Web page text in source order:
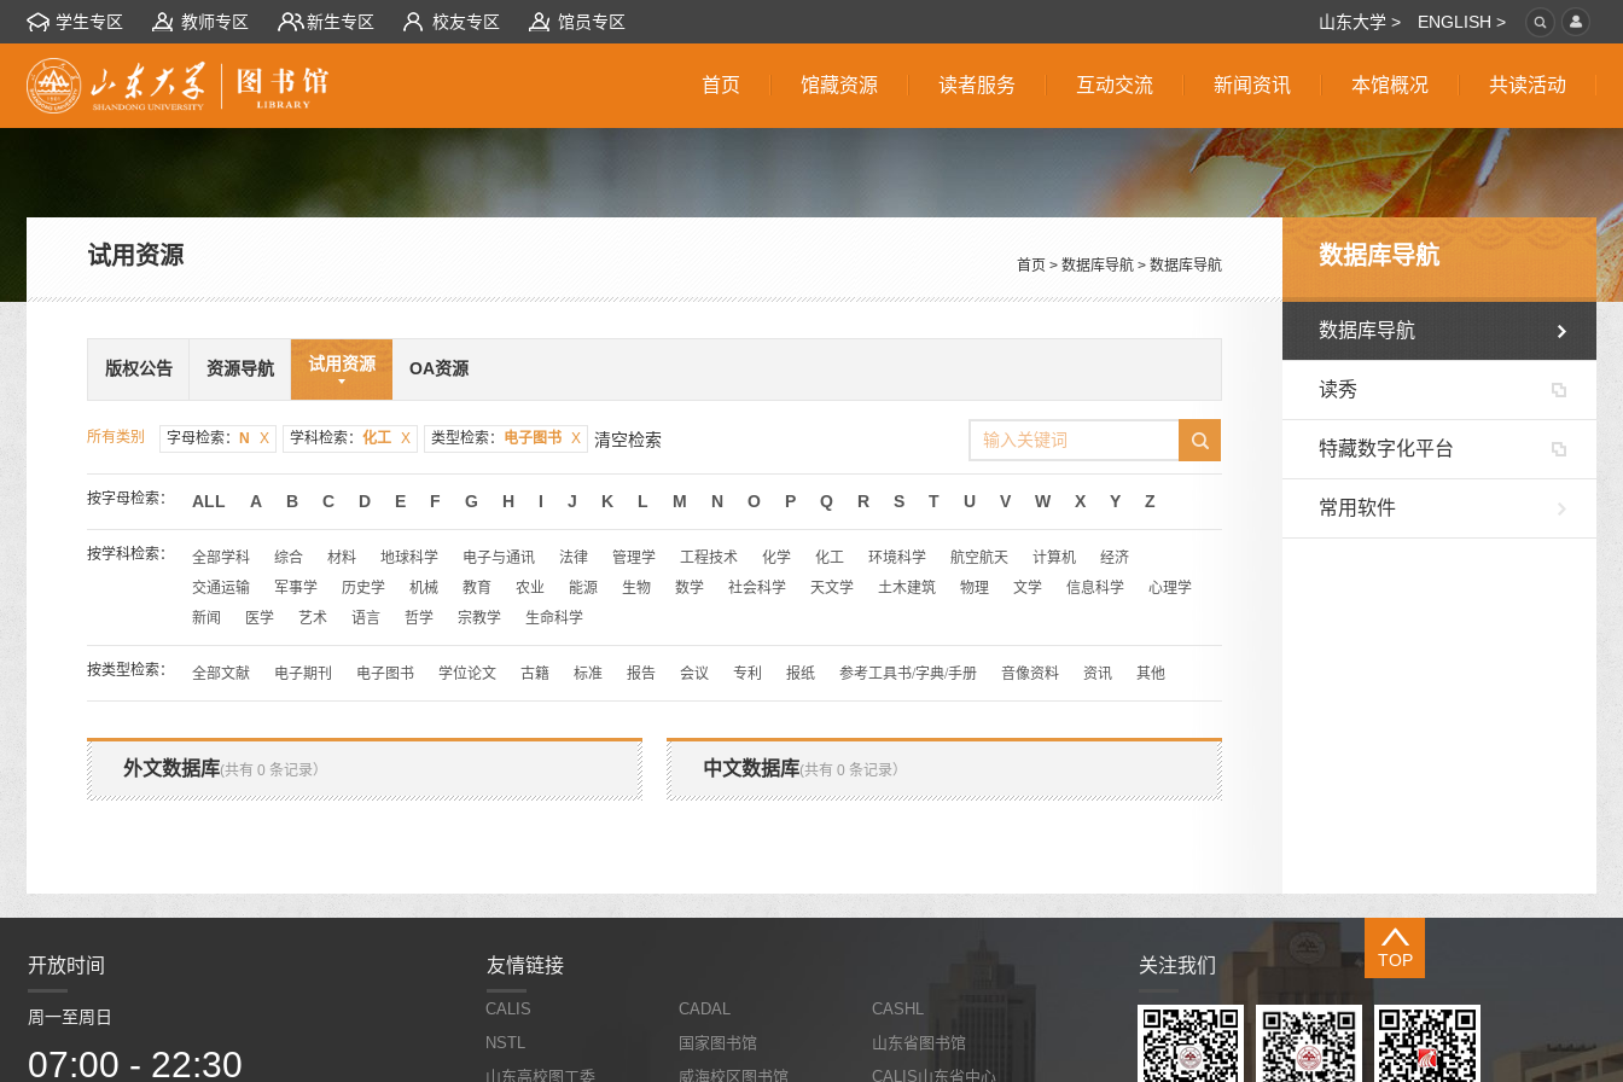
学生专区 教师专区 新生专区 校友专区 馆员专区 山东大学 > ENGLISH >
首页 馆藏资源 读者服务 互动交流 新闻资讯 本馆概况 共读活动
数据库导航
数据库导航
读秀
特藏数字化平台
常用软件
试用资源 首页 > 数据库导航 > 数据库导航
版权公告 资源导航 试用资源 OA资源
所有类别 字母检索： N X 学科检索： 化工 X 类型检索： 电子图书 X 清空检索
按字母检索： ALL A B C D E F G H I J K L M N O P Q R S T U V W X Y Z
按学科检索： 全部学科 综合 材料 地球科学 电子与通讯 法律 管理学 工程技术 化学 化工 环境科学 航空航天 计算机
经济
交通运输
军事学 历史学 机械 教育 农业 能源 生物 数学 社会科学 天文学 土木建筑 物理 文学 信息科学
心理学
新闻
医学 艺术 语言 哲学 宗教学 生命科学
按类型检索： 全部文献 电子期刊 电子图书 学位论文 古籍 标准 报告 会议 专利 报纸 参考工具书/字典/手册 音像资料 资讯 其他
外文数据库(共有 0 条记录） 中文数据库(共有 0 条记录）
TOP
开放时间
周一至周日
07:00 - 22:30 07:00 - 22:30
友情链接
CALIS CADAL
CASHL
NSTL
国家图书馆
山东省图书馆
山东高校图工委
威海校区图书馆 CALIS山东省中心
关注我们